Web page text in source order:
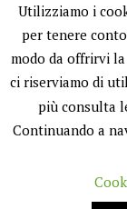
EASYNEWS24 È
Utilizziamo i
per tenere
modo da offrirvi
ci riserviamo di
più consulta
Continuando a